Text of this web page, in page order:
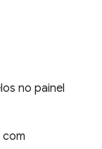
no painel
com